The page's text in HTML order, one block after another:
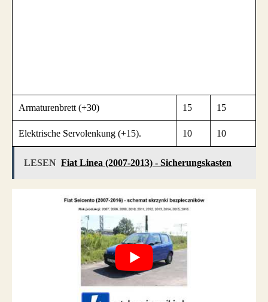
Armaturenbrett (+30) 15 15
Elektrische Servolenkung (+15). 10 10
LESEN Fiat Linea (2007-2013) - Sicherungskasten